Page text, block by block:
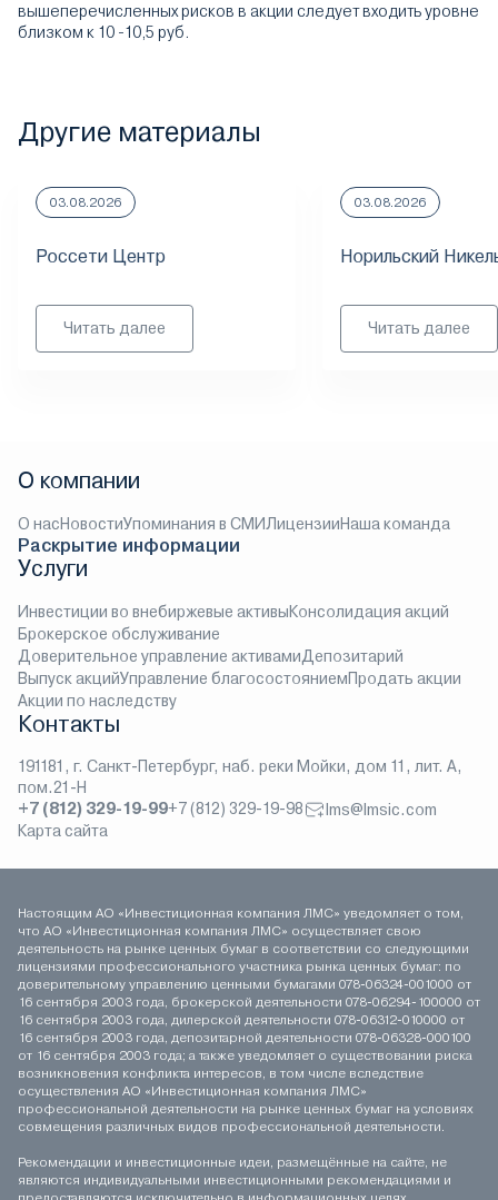
вышеперечисленных рисков в акции следует входить уровне
близком к 10 -10,5 руб.
Другие материалы
03.08.2026
Россети Центр
Читать далее
03.08.2026
Норильский
Читать далее
О компании
О насНовостиУпоминания в СМИЛицензииНаша команда
Раскрытие информации
Услуги
Инвестиции во внебиржевые активыКонсолидация акций
Брокерское обслуживание
Доверительное управление активамиДепозитарий
Выпуск акцийУправление благосостояниемПродать акции
Акции по наследству
Контакты
191181, г. Санкт-Петербург, наб. реки Мойки, дом 11, лит. А,
пом.21-Н
+7 (812) 329-19-99+7 (812) 329-19-98
lms@lmsic.com
Карта сайта
Настоящим АО «Инвестиционная компания ЛМС» уведомляет о том,
что АО «Инвестиционная компания ЛМС» осуществляет свою
деятельность на рынке ценных бумаг в соответствии со следующими
лицензиями профессионального участника рынка ценных бумаг: по
доверительному управлению ценными бумагами 078-06324-001000 от
16 сентября 2003 года, брокерской деятельности 078-06294-100000 от
16 сентября 2003 года, дилерской деятельности 078-06312-010000 от
16 сентября 2003 года, депозитарной деятельности 078-06328-000100
от 16 сентября 2003 года; а также уведомляет о существовании риска
возникновения конфликта интересов, в том числе вследствие
осуществления АО «Инвестиционная компания ЛМС»
профессиональной деятельности на рынке ценных бумаг на условиях
совмещения различных видов профессиональной деятельности.
Рекомендации и инвестиционные идеи, размещённые на сайте, не
являются индивидуальными инвестиционными рекомендациями и